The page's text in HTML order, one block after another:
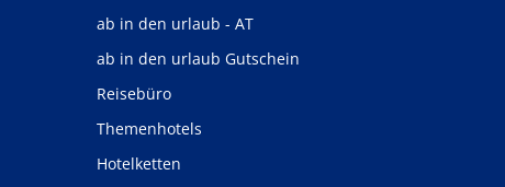
ab in den urlaub - AT
ab in den urlaub Gutschein
Reisebüro
Themenhotels
Hotelketten